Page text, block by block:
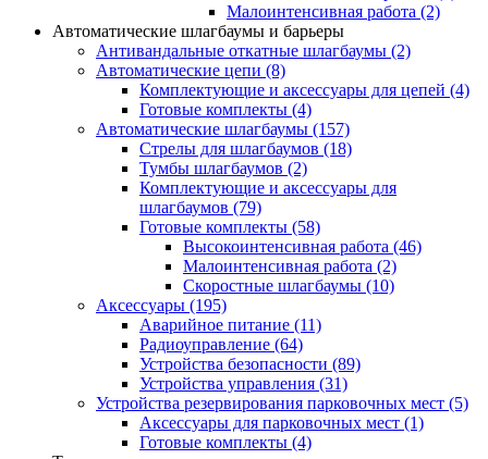
Малоинтенсивная работа (2)
Автоматические шлагбаумы и барьеры
Антивандальные откатные шлагбаумы (2)
Автоматические цепи (8)
Комплектующие и аксессуары для цепей (4)
Готовые комплекты (4)
Автоматические шлагбаумы (157)
Стрелы для шлагбаумов (18)
Тумбы шлагбаумов (2)
Комплектующие и аксессуары для
шлагбаумов (79)
Готовые комплекты (58)
Высокоинтенсивная работа (46)
Малоинтенсивная работа (2)
Скоростные шлагбаумы (10)
Аксессуары (195)
Аварийное питание (11)
Радиоуправление (64)
Устройства безопасности (89)
Устройства управления (31)
Устройства резервирования парковочных мест (5)
Аксессуары для парковочных мест (1)
Готовые комплекты (4)